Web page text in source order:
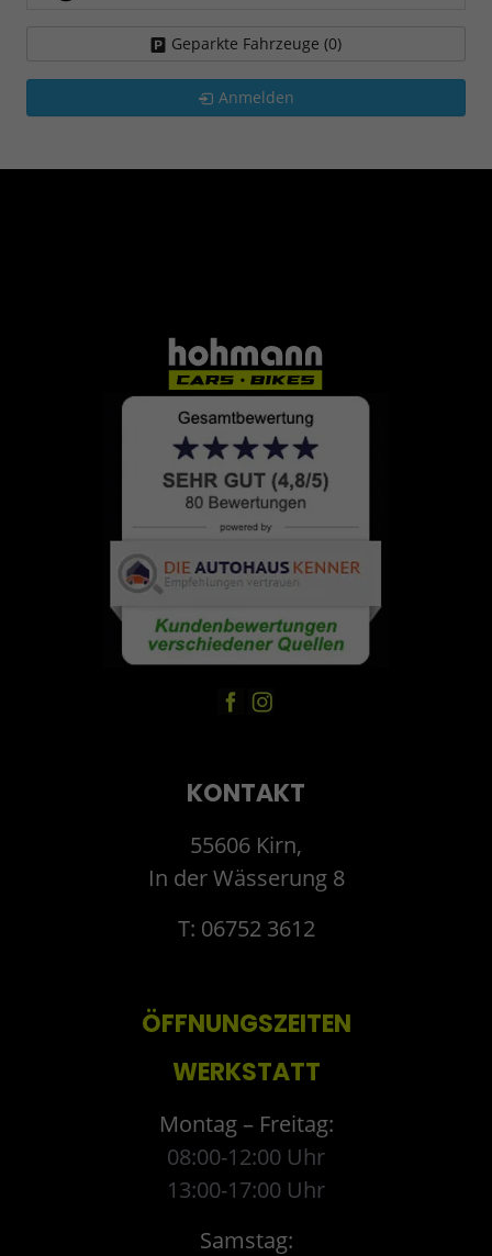
Geparkte Fahrzeuge (0)
Anmelden
KONTAKT
55606 Kirn,
In der Wässerung 8
T: 06752 3612
ÖFFNUNGSZEITEN
WERKSTATT
Montag – Freitag:
08:00-12:00 Uhr
13:00-17:00 Uhr
Samstag: